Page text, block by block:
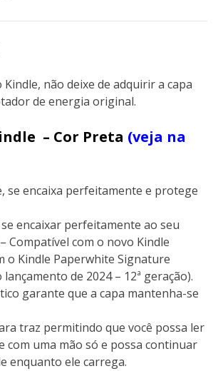
não deixe de adquirir a capa
de energia original.
– Cor Preta (veja na
se encaixa perfeitamente e protege
encaixar perfeitamente ao seu
Compatível com o novo Kindle
o Kindle Paperwhite Signature
de 2024 – 12ª geração).
garante que a capa mantenha-se
traz permitindo que você possa ler
com uma mão só e possa continuar
enquanto ele carrega.